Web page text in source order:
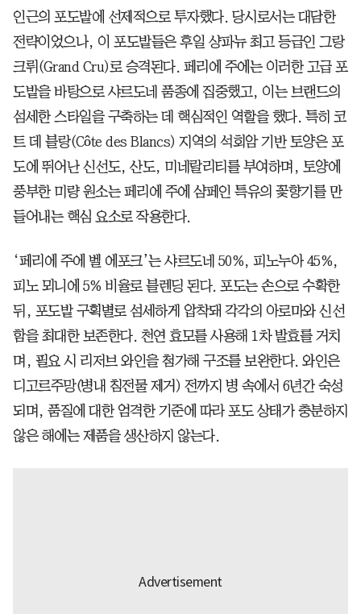
인근의 포도밭에 선제적으로 투자했다. 당시로서는 대담한
전략이었으나, 이 포도밭들은 후일 샹파뉴 최고 등급인 그랑
크뤼(Grand Cru)로 승격된다. 페리에 주에는 이러한 고급 포
도밭을 바탕으로 샤르도네 품종에 집중했고, 이는 브랜드의
섬세한 스타일을 구축하는 데 핵심적인 역할을 했다. 특히 코
트 데 블랑(Côte des Blancs) 지역의 석회암 기반 토양은 포
도에 뛰어난 신선도, 산도, 미네랄리티를 부여하며, 토양에
풍부한 미량 원소는 페리에 주에 샴페인 특유의 꽃향기를 만
들어내는 핵심 요소로 작용한다.
‘페리에 주에 벨 에포크’는 샤르도네 50%, 피노누아 45%,
피노 뫼니에 5% 비율로 블렌딩 된다. 포도는 손으로 수확한
뒤, 포도밭 구획별로 섬세하게 압착돼 각각의 아로마와 신선
함을 최대한 보존한다. 천연 효모를 사용해 1차 발효를 거치
며, 필요 시 리저브 와인을 첨가해 구조를 보완한다. 와인은
디고르주망(병내 침전물 제거) 전까지 병 속에서 6년간 숙성
되며, 품질에 대한 엄격한 기준에 따라 포도 상태가 충분하지
않은 해에는 제품을 생산하지 않는다.